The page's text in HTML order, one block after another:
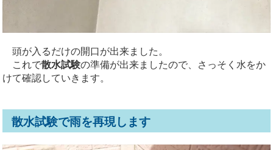
頭が入るだけの開口が出来ました。
これで散水試験の準備が出来ましたので、さっそく水をか
けて確認していきます。
散水試験で雨を再現します